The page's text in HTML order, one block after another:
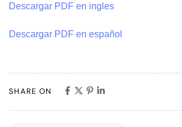
Descargar PDF en ingles
Descargar PDF en español
SHARE ON